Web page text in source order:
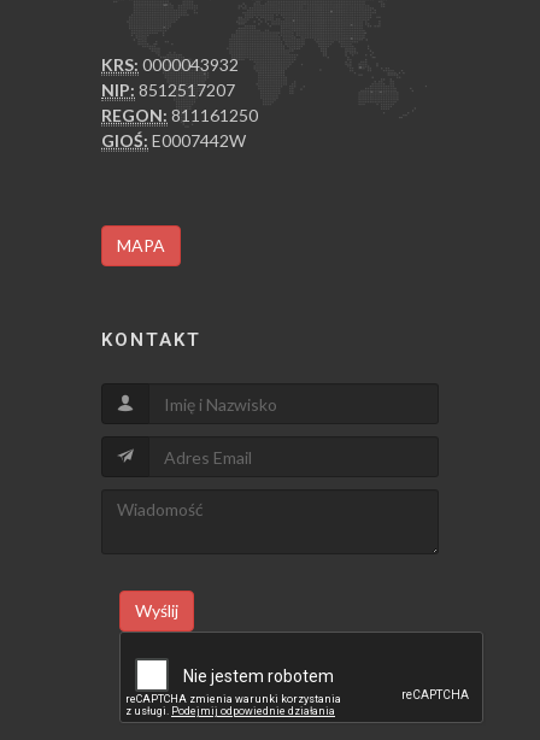
KRS: 0000043932
NIP: 8512517207
REGON: 811161250
GIOŚ: E0007442W
MAPA
KONTAKT
Wyślij